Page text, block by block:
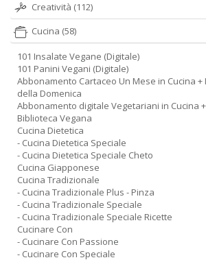
Creatività (112)
Cucina (58)
101 Insalate Vegane (Digitale)
101 Panini Vegani (Digitale)
Abbonamento Cartaceo Un Mese in Cucina +
della Domenica
Abbonamento digitale Vegetariani in Cucina
Biblioteca Vegana
Cucina Dietetica
- Cucina Dietetica Speciale
- Cucina Dietetica Speciale Cheto
Cucina Giapponese
Cucina Tradizionale
- Cucina Tradizionale Plus - Pinza
- Cucina Tradizionale Speciale
- Cucina Tradizionale Speciale Ricette
Cucinare Con
- Cucinare Con Passione
- Cucinare Con Speciale